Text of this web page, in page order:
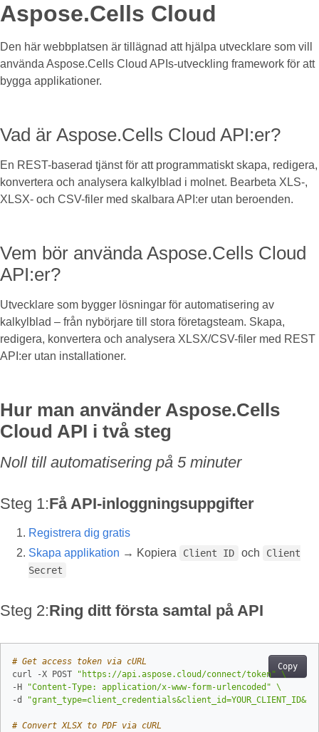
Aspose.Cells Cloud
Den här webbplatsen är tillägnad att hjälpa utvecklare som vill
använda Aspose.Cells Cloud APIs-utveckling framework för att
bygga applikationer.
Vad är Aspose.Cells Cloud API:er?
En REST-baserad tjänst för att programmatiskt skapa, redigera,
konvertera och analysera kalkylblad i molnet. Bearbeta XLS-,
XLSX- och CSV-filer med skalbara API:er utan beroenden.
Vem bör använda Aspose.Cells Cloud
API:er?
Utvecklare som bygger lösningar för automatisering av
kalkylblad – från nybörjare till stora företagsteam. Skapa,
redigera, konvertera och analysera XLSX/CSV-filer med REST
API:er utan installationer.
Hur man använder Aspose.Cells
Cloud API i två steg
Noll till automatisering på 5 minuter
Steg 1:Få API-inloggningsuppgifter
Registrera dig gratis
Skapa applikation → Kopiera Client ID och
Client
Secret
Steg 2:Ring ditt första samtal på API
Copy
# Get access token via cURL
curl -X POST
"https://api.aspose.cloud/connect/token"
-H
"Content-Type: application/x-www-form-urlencoded"
-d
# Convert XLSX to PDF via cURL